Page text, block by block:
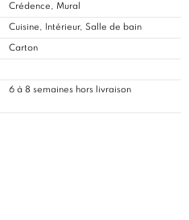
Crédence, Mural
Cuisine, Intérieur, Salle de bain
Carton
6 à 8 semaines hors livraison